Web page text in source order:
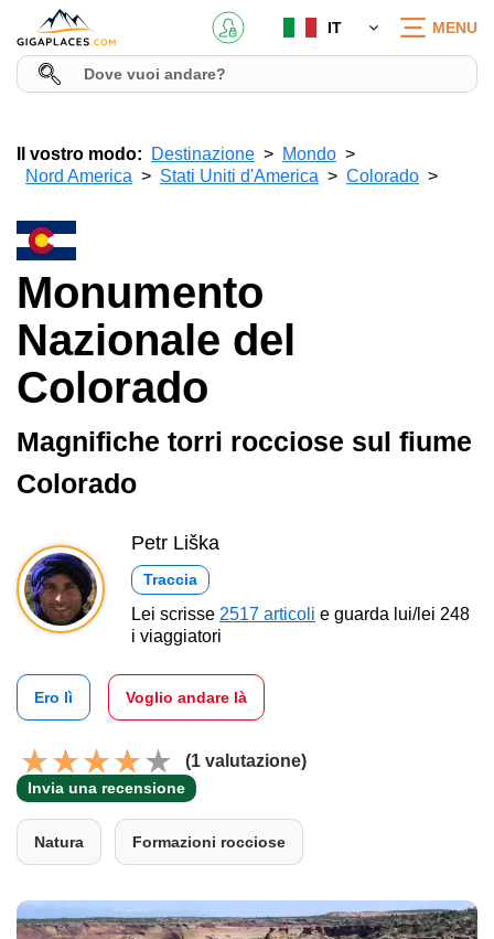
IT MENU
Il vostro modo: Destinazione
Mondo
Nord America
Stati Uniti d'America Colorado
Monumento
Nazionale del
Colorado
Magnifiche torri rocciose sul fiume
Colorado
Petr Liška
Traccia
Lei scrisse 2517 articoli e guarda lui/lei 248
i viaggiatori
Ero lì Voglio andare là
(1 valutazione)
Invia una recensione
Natura Formazioni rocciose